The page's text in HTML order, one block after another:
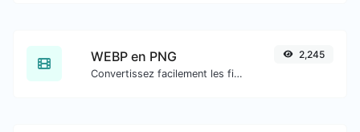
WEBP en PNG
Convertissez facilement les fichiers image WEBP en PNG.
2,245